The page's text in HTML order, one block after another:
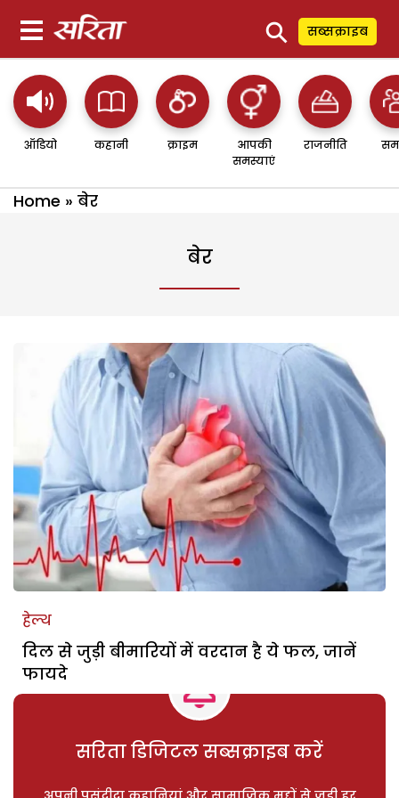
⚲ सब्सक्राइब
ऑडियो कहानी क्राइम
आपकी
समस्याएं
राजनीति
Home » बेर
बेर
हेल्थ
दिल से जुड़ी बीमारियों में वरदान है ये फल, जानें
फायदे
सरिता डिजिटल सब्सक्राइब करें